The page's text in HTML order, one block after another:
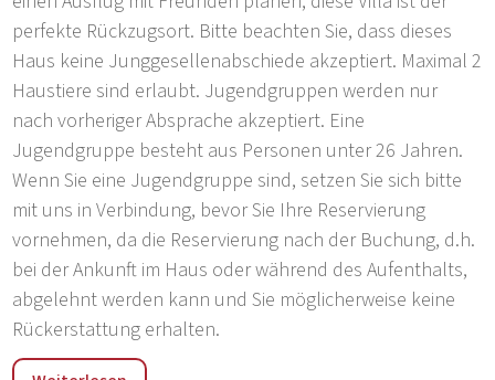
perfekte Rückzugsort. Bitte beachten Sie, dass dieses
Haus keine Junggesellenabschiede akzeptiert. Maximal 2
Haustiere sind erlaubt. Jugendgruppen werden nur
nach vorheriger Absprache akzeptiert. Eine
Jugendgruppe besteht aus Personen unter 26 Jahren.
Wenn Sie eine Jugendgruppe sind, setzen Sie sich bitte
mit uns in Verbindung, bevor Sie Ihre Reservierung
vornehmen, da die Reservierung nach der Buchung, d.h.
bei der Ankunft im Haus oder während des Aufenthalts,
abgelehnt werden kann und Sie möglicherweise keine
Rückerstattung erhalten.
Baderna ist ein ruhiges Dorf, das einen friedlichen